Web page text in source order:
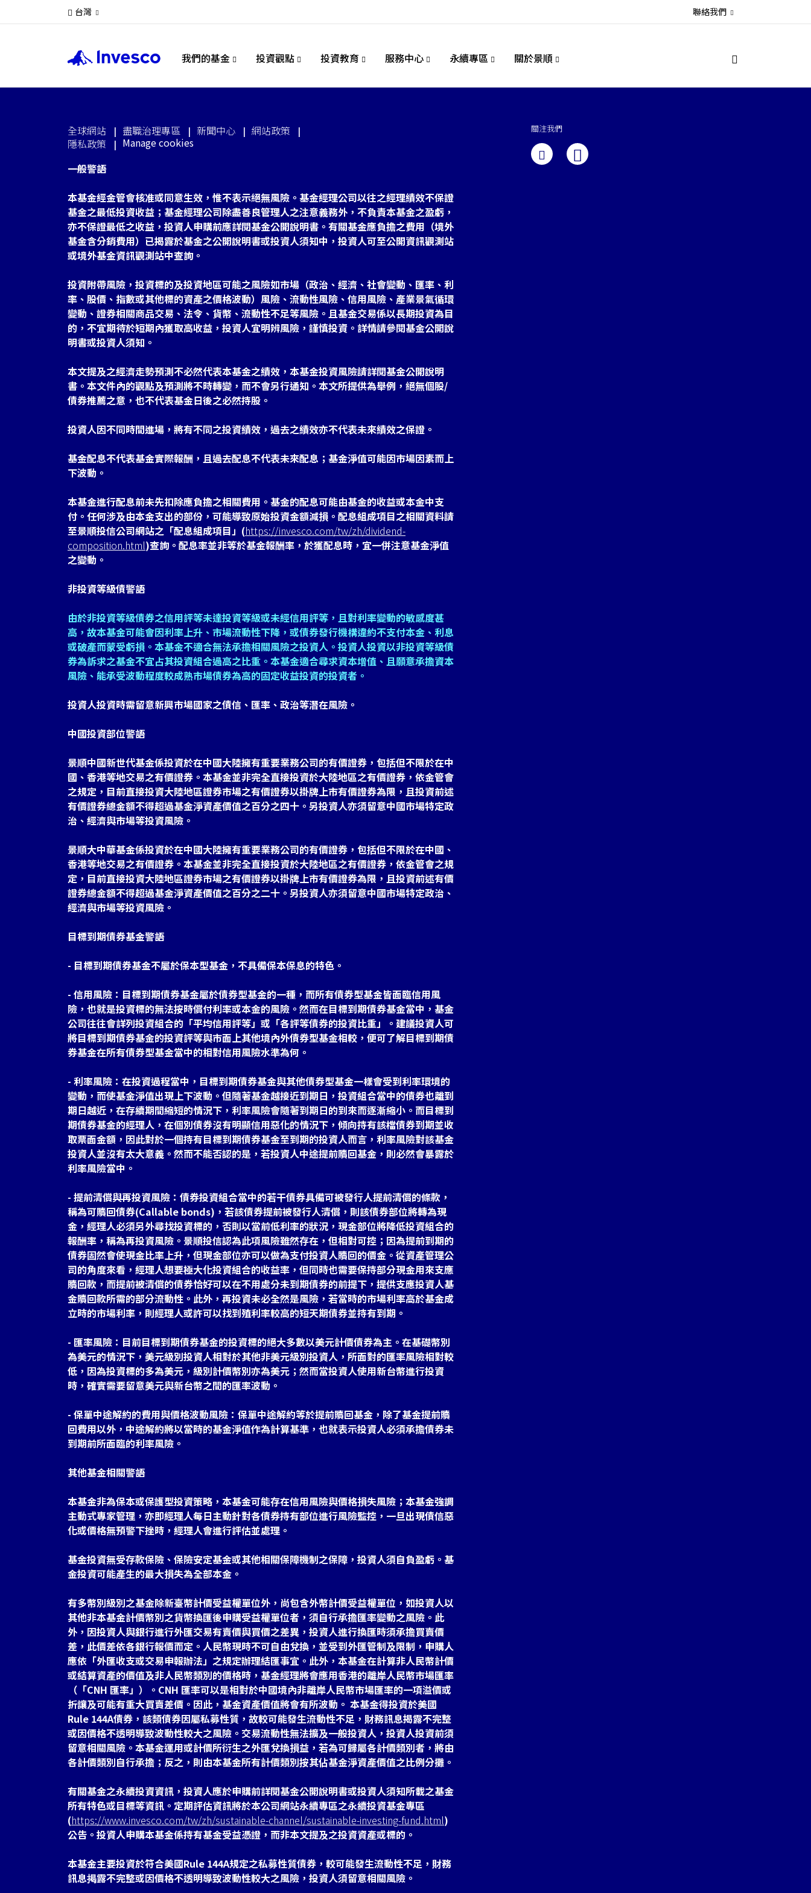
我們的基金 投資觀點 投資教育 服務中心 永續專區 關於景順
台灣 聯絡我們
全球網站 盡職治理專區 新聞中心
網站政策
隱私政策
Manage cookies
一般警語
本基金經金管會核准或同意生效，惟不表示絕無風險。基金經理公司以往之經理績效不保證
基金之最低投資收益；基金經理公司除盡善良管理人之注意義務外，不負責本基金之盈虧，
亦不保證最低之收益，投資人申購前應詳閱基金公開說明書。有關基金應負擔之費用（境外
基金含分銷費用）已揭露於基金之公開說明書或投資人須知中，投資人可至公開資訊觀測站
或境外基金資訊觀測站中查詢。
投資附帶風險，投資標的及投資地區可能之風險如市場（政治、經濟、社會變動、匯率、利
率、股價、指數或其他標的資產之價格波動）風險、流動性風險、信用風險、產業景氣循環
變動、證券相關商品交易、法令、貨幣、流動性不足等風險。且基金交易係以長期投資為目
的，不宜期待於短期內獲取高收益，投資人宜明辨風險，謹慎投資。詳情請參閱基金公開說
明書或投資人須知。
本文提及之經濟走勢預測不必然代表本基金之績效，本基金投資風險請詳閱基金公開說明
書。本文件內的觀點及預測將不時轉變，而不會另行通知。本文所提供為舉例，絕無個股/
債券推薦之意，也不代表基金日後之必然持股。
投資人因不同時間進場，將有不同之投資績效，過去之績效亦不代表未來績效之保證。
基金配息不代表基金實際報酬，且過去配息不代表未來配息；基金淨值可能因市場因素而上
下波動。
本基金進行配息前未先扣除應負擔之相關費用。基金的配息可能由基金的收益或本金中支
付。任何涉及由本金支出的部份，可能導致原始投資金額減損。配息組成項目之相關資料請
至景順投信公司網站之「配息組成項目」(https://invesco.com/tw/zh/dividend-
composition.html)查詢。配息率並非等於基金報酬率，於獲配息時，宜一併注意基金淨值
之變動。
非投資等級債警語
由於非投資等級債券之信用評等未達投資等級或未經信用評等，且對利率變動的敏感度甚
高，故本基金可能會因利率上升、市場流動性下降，或債券發行機構違約不支付本金、利息
或破產而蒙受虧損。本基金不適合無法承擔相關風險之投資人。投資人投資以非投資等級債
券為訴求之基金不宜占其投資組合過高之比重。本基金適合尋求資本增值、且願意承擔資本
風險、能承受波動程度較成熟市場債券為高的固定收益投資的投資者。
投資人投資時需留意新興市場國家之債信、匯率、政治等潛在風險。
中國投資部位警語
景順中國新世代基金係投資於在中國大陸擁有重要業務公司的有價證券，包括但不限於在中
國、香港等地交易之有價證券。本基金並非完全直接投資於大陸地區之有價證券，依金管會
之規定，目前直接投資大陸地區證券市場之有價證券以掛牌上市有價證券為限，且投資前述
有價證券總金額不得超過基金淨資產價值之百分之四十。另投資人亦須留意中國市場特定政
治、經濟與市場等投資風險。
景順大中華基金係投資於在中國大陸擁有重要業務公司的有價證券，包括但不限於在中國、
香港等地交易之有價證券。本基金並非完全直接投資於大陸地區之有價證券，依金管會之規
定，目前直接投資大陸地區證券市場之有價證券以掛牌上市有價證券為限，且投資前述有價
證券總金額不得超過基金淨資產價值之百分之二十。另投資人亦須留意中國市場特定政治、
經濟與市場等投資風險。
目標到期債券基金警語
- 目標到期債券基金不屬於保本型基金，不具備保本保息的特色。
- 信用風險：目標到期債券基金屬於債券型基金的一種，而所有債券型基金皆面臨信用風
險，也就是投資標的無法按時償付利率或本金的風險。然而在目標到期債券基金當中，基金
公司往往會詳列投資組合的「平均信用評等」或「各評等債券的投資比重」。建議投資人可
將目標到期債券基金的投資評等與市面上其他境內外債券型基金相較，便可了解目標到期債
券基金在所有債券型基金當中的相對信用風險水準為何。
- 利率風險：在投資過程當中，目標到期債券基金與其他債券型基金一樣會受到利率環境的
變動，而使基金淨值出現上下波動。但隨著基金越接近到期日，投資組合當中的債券也離到
期日越近，在存續期間縮短的情況下，利率風險會隨著到期日的到來而逐漸縮小。而目標到
期債券基金的經理人，在個別債券沒有明顯信用惡化的情況下，傾向持有該檔債券到期並收
取票面金額，因此對於一個持有目標到期債券基金至到期的投資人而言，利率風險對該基金
投資人並沒有太大意義。然而不能否認的是，若投資人中途提前贖回基金，則必然會暴露於
利率風險當中。
- 提前清償與再投資風險：債券投資組合當中的若干債券具備可被發行人提前清償的條款，
稱為可贖回債券(Callable bonds)，若該債券提前被發行人清償，則該債券部位將轉為現
金，經理人必須另外尋找投資標的，否則以當前低利率的狀況，現金部位將降低投資組合的
報酬率，稱為再投資風險。景順投信認為此項風險雖然存在，但相對可控；因為提前到期的
債券固然會使現金比率上升，但現金部位亦可以做為支付投資人贖回的價金。從資產管理公
司的角度來看，經理人想要極大化投資組合的收益率，但同時也需要保持部分現金用來支應
贖回款，而提前被清償的債券恰好可以在不用處分未到期債券的前提下，提供支應投資人基
金贖回款所需的部分流動性。此外，再投資未必全然是風險，若當時的市場利率高於基金成
立時的市場利率，則經理人或許可以找到殖利率較高的短天期債券並持有到期。
- 匯率風險：目前目標到期債券基金的投資標的絕大多數以美元計價債券為主。在基礎幣別
為美元的情況下，美元級別投資人相對於其他非美元級別投資人，所面對的匯率風險相對較
低，因為投資標的多為美元，級別計價幣別亦為美元；然而當投資人使用新台幣進行投資
時，確實需要留意美元與新台幣之間的匯率波動。
- 保單中途解約的費用與價格波動風險：保單中途解約等於提前贖回基金，除了基金提前贖
回費用以外，中途解約將以當時的基金淨值作為計算基準，也就表示投資人必須承擔債券未
到期前所面臨的利率風險。
其他基金相關警語
本基金非為保本或保護型投資策略，本基金可能存在信用風險與價格損失風險；本基金強調
主動式專家管理，亦即經理人每日主動針對各債券持有部位進行風險監控，一旦出現債信惡
化或價格無預警下挫時，經理人會進行評估並處理。
基金投資無受存款保險、保險安定基金或其他相關保障機制之保障，投資人須自負盈虧。基
金投資可能產生的最大損失為全部本金。
有多幣別級別之基金除新臺幣計價受益權單位外，尚包含外幣計價受益權單位，如投資人以
其他非本基金計價幣別之貨幣換匯後申購受益權單位者，須自行承擔匯率變動之風險。此
外，因投資人與銀行進行外匯交易有賣價與買價之差異，投資人進行換匯時須承擔買賣價
差，此價差依各銀行報價而定。人民幣現時不可自由兌換，並受到外匯管制及限制，申購人
應依「外匯收支或交易申報辦法」之規定辦理結匯事宜。此外，本基金在計算非人民幣計價
或結算資產的價值及非人民幣類別的價格時，基金經理將會應用香港的離岸人民幣市場匯率
（「CNH 匯率」）。CNH 匯率可以是相對於中國境內非離岸人民幣市場匯率的一項溢價或
折讓及可能有重大買賣差價。因此，基金資產價值將會有所波動。 本基金得投資於美國
Rule 144A債券，該類債券因屬私募性質，故較可能發生流動性不足，財務訊息揭露不完整
或因價格不透明導致波動性較大之風險。交易流動性無法擴及一般投資人，投資人投資前須
留意相關風險。本基金運用或計價所衍生之外匯兌換損益，若為可歸屬各計價類別者，將由
各計價類別自行承擔；反之，則由本基金所有計價類別按其佔基金淨資產價值之比例分攤。
有關基金之永續投資資訊，投資人應於申購前詳閱基金公開說明書或投資人須知所載之基金
所有特色或目標等資訊。定期評估資訊將於本公司網站永續專區之永續投資基金專區
(https://www.invesco.com/tw/zh/sustainable-channel/sustainable-investing-fund.html)
公告。投資人申購本基金係持有基金受益憑證，而非本文提及之投資資產或標的。
本基金主要投資於符合美國Rule 144A規定之私募性質債券，較可能發生流動性不足，財務
訊息掲露不完整或因價格不透明導致波動性較大之風險，投資人須留意相關風險。
關注我們